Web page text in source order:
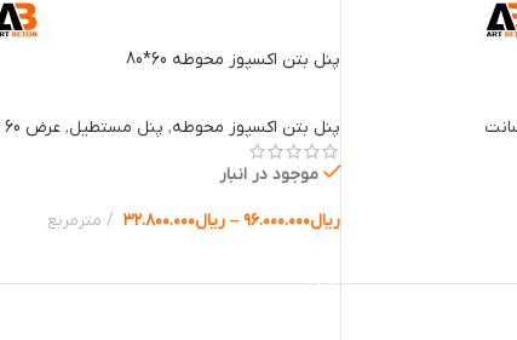
پنل بتن اکسپوز محوطه 60*80
پنل بتن اکسپوز محوطه, پنل مستطیل, عرض 60 سانت
موجود در انبار
ریال۹۶.۰۰۰.۰۰۰ – ریال۳۲.۸۰۰.۰۰۰ مترمربع